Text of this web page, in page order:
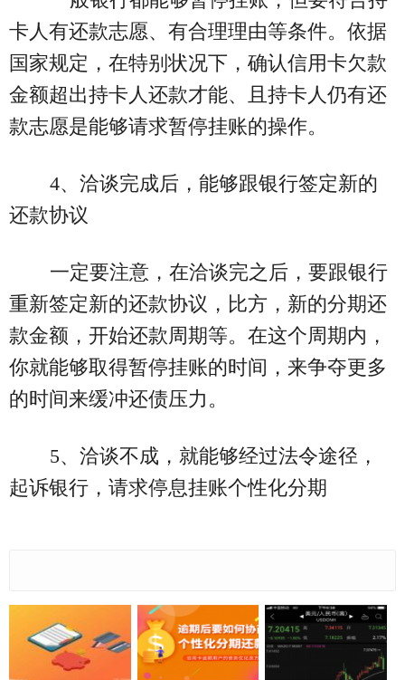
卡人有还款志愿、有合理理由等条件。依据
国家规定，在特别状况下，确认信用卡欠款
金额超出持卡人还款才能、且持卡人仍有还
款志愿是能够请求暂停挂账的操作。
4、洽谈完成后，能够跟银行签定新的
还款协议
一定要注意，在洽谈完之后，要跟银行
重新签定新的还款协议，比方，新的分期还
款金额，开始还款周期等。在这个周期内，
你就能够取得暂停挂账的时间，来争夺更多
的时间来缓冲还债压力。
5、洽谈不成，就能够经过法令途径，
起诉银行，请求停息挂账个性化分期